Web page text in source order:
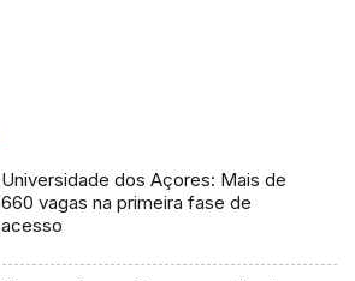
Universidade dos Açores: Mais de
660 vagas na primeira fase de
acesso